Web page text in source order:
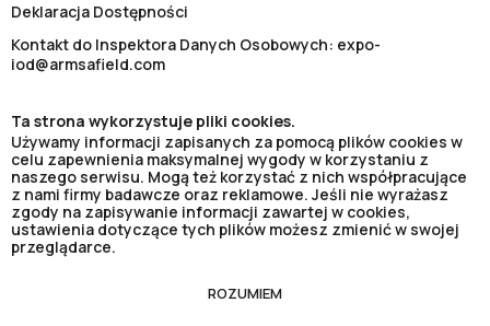
Deklaracja Dostępności
Kontakt do Inspektora Danych Osobowych: expo-
iod@armsafield.com
Ta strona wykorzystuje pliki cookies.
Używamy informacji zapisanych za pomocą plików cookies w
celu zapewnienia maksymalnej wygody w korzystaniu z
naszego serwisu. Mogą też korzystać z nich współpracujące
z nami firmy badawcze oraz reklamowe. Jeśli nie wyrażasz
zgody na zapisywanie informacji zawartej w cookies,
ustawienia dotyczące tych plików możesz zmienić w swojej
przeglądarce.
ROZUMIEM